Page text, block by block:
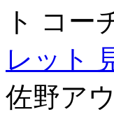
ト コー
レット
佐野ア